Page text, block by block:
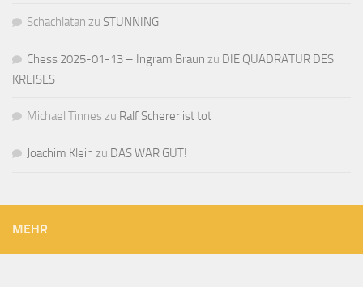
Schachlatan zu STUNNING
Chess 2025-01-13 – Ingram Braun zu DIE QUADRATUR DES
KREISES
Michael Tinnes zu Ralf Scherer ist tot
Joachim Klein zu DAS WAR GUT!
MEHR